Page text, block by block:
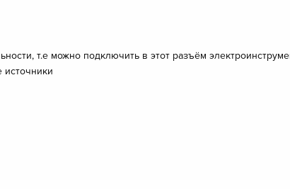
т.е можно подключить в этот разъём